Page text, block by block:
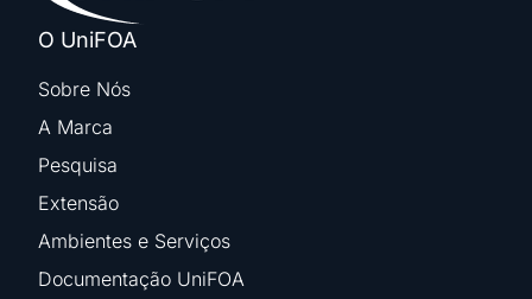
O UniFOA
Sobre Nós
A Marca
Pesquisa
Extensão
Ambientes e Serviços
Documentação UniFOA